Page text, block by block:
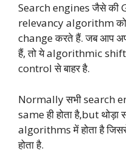
Search engines जैसे की
relevancy algorithm
change करते हैं. जब आप
हैं, तो ये algorithmic
control से बाहर है.
Normally सभी search
same ही होता है,but थोड़ा
algorithms में होता है
होता है.